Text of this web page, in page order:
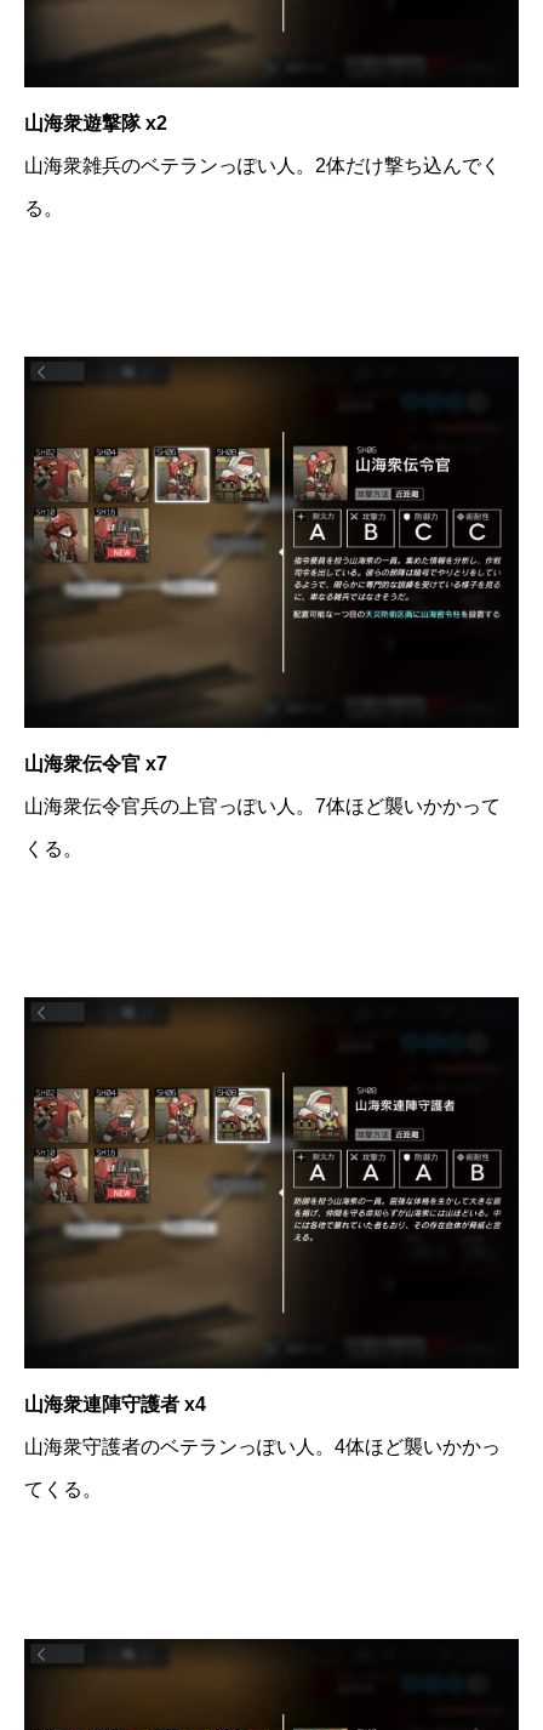
山海衆遊撃隊 x2
山海衆雑兵のベテランっぽい人。2体だけ撃ち込んでく
る。
山海衆伝令官 x7
山海衆伝令官兵の上官っぽい人。7体ほど襲いかかって
くる。
山海衆連陣守護者 x4
山海衆守護者のベテランっぽい人。4体ほど襲いかかっ
てくる。